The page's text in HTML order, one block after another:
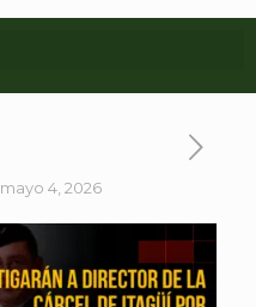
mayo 4, 2026